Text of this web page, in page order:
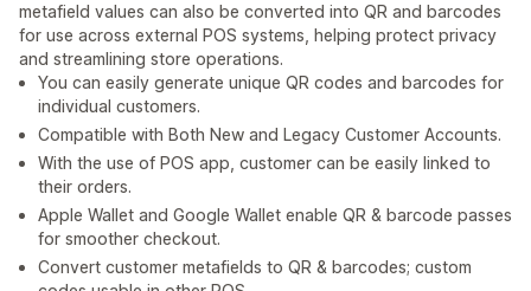
metafield values can also be converted into QR and barcodes
for use across external POS systems, helping protect privacy
and streamlining store operations.
You can easily generate unique QR codes and barcodes for
individual customers.
Compatible with Both New and Legacy Customer Accounts.
With the use of POS app, customer can be easily linked to
their orders.
Apple Wallet and Google Wallet enable QR & barcode passes
for smoother checkout.
Convert customer metafields to QR & barcodes; custom